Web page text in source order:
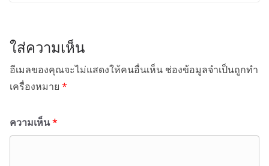
ใส่ความเห็น
อีเมลของคุณจะไม่แสดงให้คนอื่นเห็น ช่องข้อมูลจำเป็นถูกทำ
เครื่องหมาย *
ความเห็น*